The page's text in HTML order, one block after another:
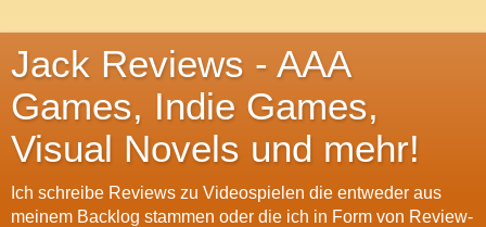
Jack Reviews - AAA
Games, Indie Games,
Visual Novels und mehr!
Ich schreibe Reviews zu Videospielen die entweder aus
meinem Backlog stammen oder die ich in Form von Review-